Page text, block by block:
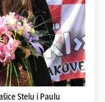
Stelu i Paulu